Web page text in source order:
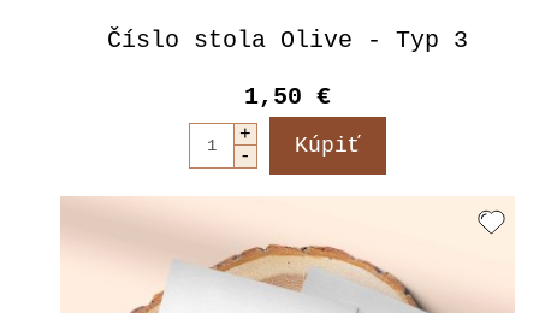
Číslo stola Olive - Typ 3
1,50 €